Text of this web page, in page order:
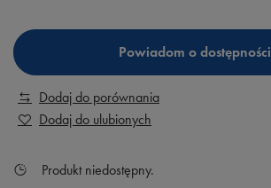
Powiadom o dostępności
Dodaj do porównania
Dodaj do ulubionych
Produkt niedostępny